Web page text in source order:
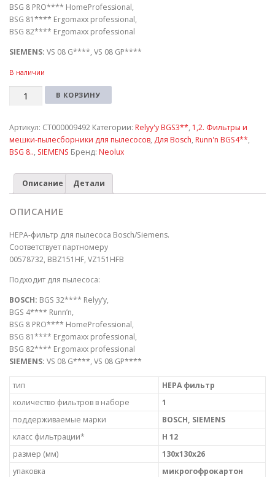
BSG 8 PRO**** HomeProfessional,
BSG 81**** Ergomaxx professional,
BSG 82**** Ergomaxx professional
SIEMENS: VS 08 G****, VS 08 GP****
В наличии
Количество В КОРЗИНУ
Артикул: СТ000009492 Категории: Relyy'y BGS3**, 1,2. Фильтры и
мешки-пылесборники для пылесосов, Для Bosch, Runn'n BGS4**,
BSG 8.., SIEMENS Бренд: Neolux
Описание Детали
ОПИСАНИЕ
НЕРА-фильтр для пылесоса Bosch/Siemens.
Соответствует партномеру
00578732, BBZ151HF, VZ151HFB
Подходит для пылесоса:
BOSCH: BGS 32**** Relyy’y,
BGS 4**** Runn’n,
BSG 8 PRO**** HomeProfessional,
BSG 81**** Ergomaxx professional,
BSG 82**** Ergomaxx professional
SIEMENS: VS 08 G****, VS 08 GP****
тип
HEPA фильтр
количество фильтров в наборе
1
поддерживаемые марки
BOSCH, SIEMENS
класс фильтрации*
H 12
размер (мм)
130х130х26
упаковка
микрогофрокартон